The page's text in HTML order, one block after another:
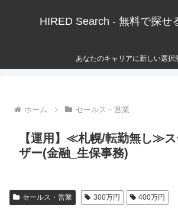
HIRED Search - 無料で探せ
あなたのキャリアに新しい選択
ホーム セールス・営業
【運用】≪札幌/転勤無し≫ス
ザー(金融_生保事務)
セールス・営業 300万円 400万円